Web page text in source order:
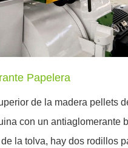
Papelera
de la madera pellets
con un antiaglomerante
la tolva, hay dos rodillos